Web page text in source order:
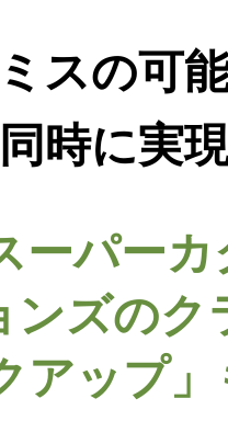
スの可
時に実
パーカ
ンズの
アップ